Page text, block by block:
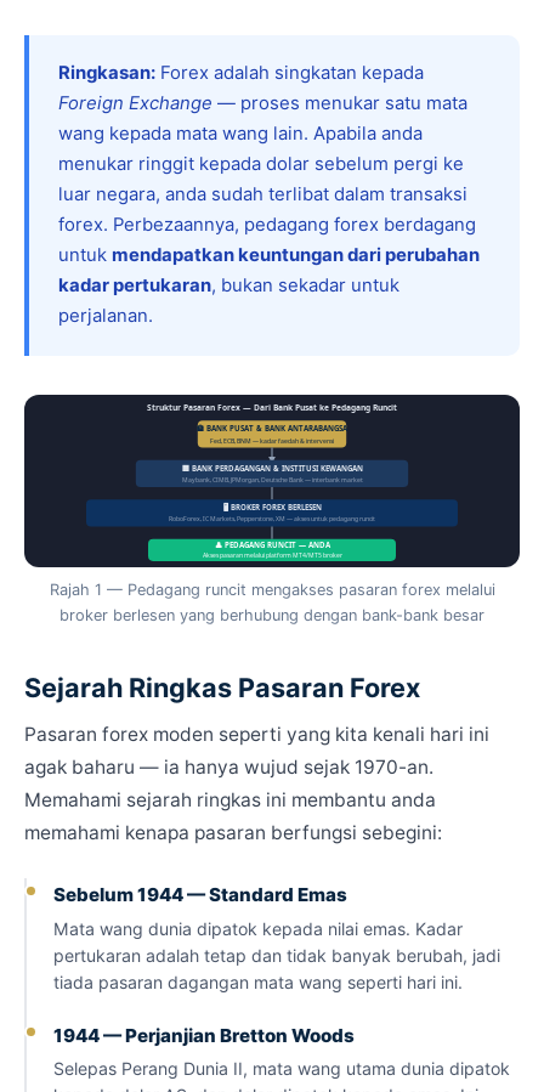
Ringkasan: Forex adalah singkatan kepada
Foreign Exchange — proses menukar satu mata
wang kepada mata wang lain. Apabila anda
menukar ringgit kepada dolar sebelum pergi ke
luar negara, anda sudah terlibat dalam transaksi
forex. Perbezaannya, pedagang forex berdagang
untuk mendapatkan keuntungan dari perubahan
kadar pertukaran, bukan sekadar untuk
perjalanan.
Struktur Pasaran Forex — Dari Bank Pusat ke Pedagang Runcit
🏦 BANK PUSAT & BANK ANTARABANGSA
Fed, ECB, BNM — kadar faedah & intervensi
🏢 BANK PERDAGANGAN & INSTITUSI KEWANGAN
Maybank, CIMB, JPMorgan, Deutsche Bank — interbank market
🖥️ BROKER FOREX BERLESEN
RoboForex, IC Markets, Pepperstone, XM — akses untuk pedagang runcit
👤 PEDAGANG RUNCIT — ANDA
Akses pasaran melalui platform MT4/MT5 broker
Rajah 1 — Pedagang runcit mengakses pasaran forex melalui
broker berlesen yang berhubung dengan bank-bank besar
Sejarah Ringkas Pasaran Forex
Pasaran forex moden seperti yang kita kenali hari ini
agak baharu — ia hanya wujud sejak 1970-an.
Memahami sejarah ringkas ini membantu anda
memahami kenapa pasaran berfungsi sebegini:
Sebelum 1944 — Standard Emas
Mata wang dunia dipatok kepada nilai emas. Kadar
pertukaran adalah tetap dan tidak banyak berubah, jadi
tiada pasaran dagangan mata wang seperti hari ini.
1944 — Perjanjian Bretton Woods
Selepas Perang Dunia II, mata wang utama dunia dipatok